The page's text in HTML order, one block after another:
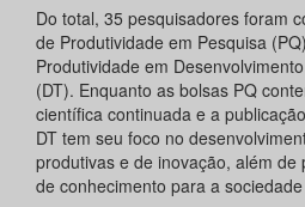
Do total, 35 pesquisadores foram
de Produtividade em Pesquisa
Produtividade em
(DT). Enquanto as bolsas PQ
científica continuada e a
DT tem seu foco no
produtivas e de inovação, além de
de conhecimento para a